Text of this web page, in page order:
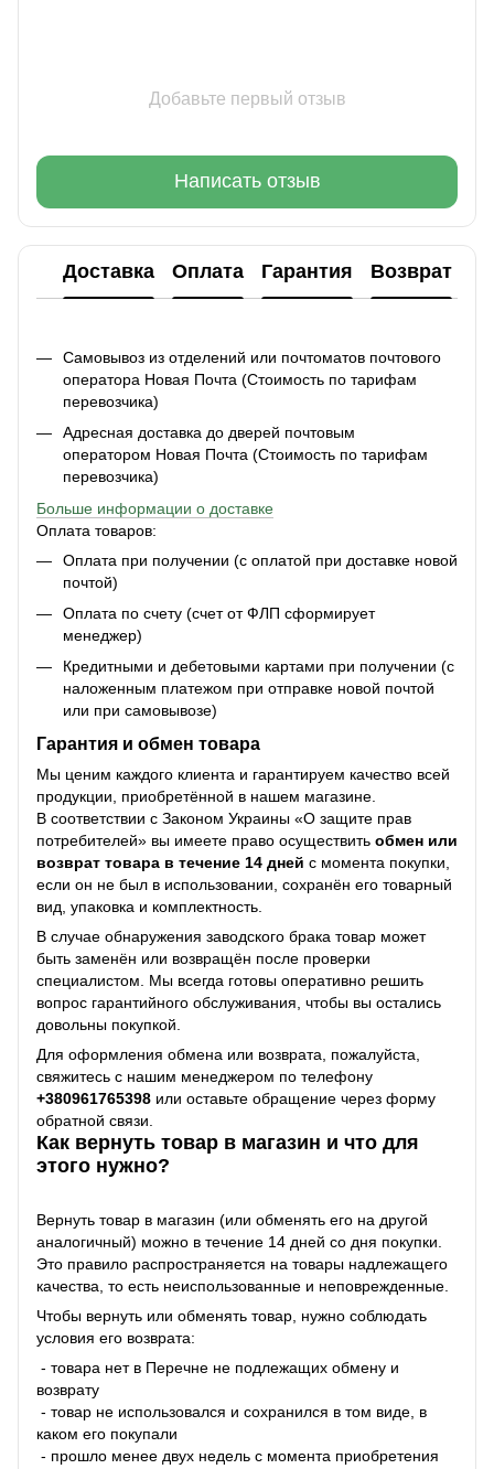
Добавьте первый отзыв
Написать отзыв
Доставка Оплата Гарантия Возврат
Самовывоз из отделений или почтоматов почтового
оператора Новая Почта (Стоимость по тарифам
перевозчика)
Адресная доставка до дверей почтовым
оператором Новая Почта (Стоимость по тарифам
перевозчика)
Больше информации о доставке
Оплата товаров:
Оплата при получении (с оплатой при доставке новой
почтой)
Оплата по счету (счет от ФЛП сформирует
менеджер)
Кредитными и дебетовыми картами при получении (с
наложенным платежом при отправке новой почтой
или при самовывозе)
Гарантия и обмен товара
Мы ценим каждого клиента и гарантируем качество всей
продукции, приобретённой в нашем магазине.
В соответствии с Законом Украины «О защите прав
потребителей» вы имеете право осуществить обмен или
возврат товара в течение 14 дней с момента покупки,
если он не был в использовании, сохранён его товарный
вид, упаковка и комплектность.
В случае обнаружения заводского брака товар может
быть заменён или возвращён после проверки
специалистом. Мы всегда готовы оперативно решить
вопрос гарантийного обслуживания, чтобы вы остались
довольны покупкой.
Для оформления обмена или возврата, пожалуйста,
свяжитесь с нашим менеджером по телефону
+380961765398 или оставьте обращение через форму
обратной связи.
Как вернуть товар в магазин и что для
этого нужно?
Вернуть товар в магазин (или обменять его на другой
аналогичный) можно в течение 14 дней со дня покупки.
Это правило распространяется на товары надлежащего
качества, то есть неиспользованные и неповрежденные.
Чтобы вернуть или обменять товар, нужно соблюдать
условия его возврата:
- товара нет в Перечне не подлежащих обмену и
возврату
- товар не использовался и сохранился в том виде, в
каком его покупали
- прошло менее двух недель с момента приобретения